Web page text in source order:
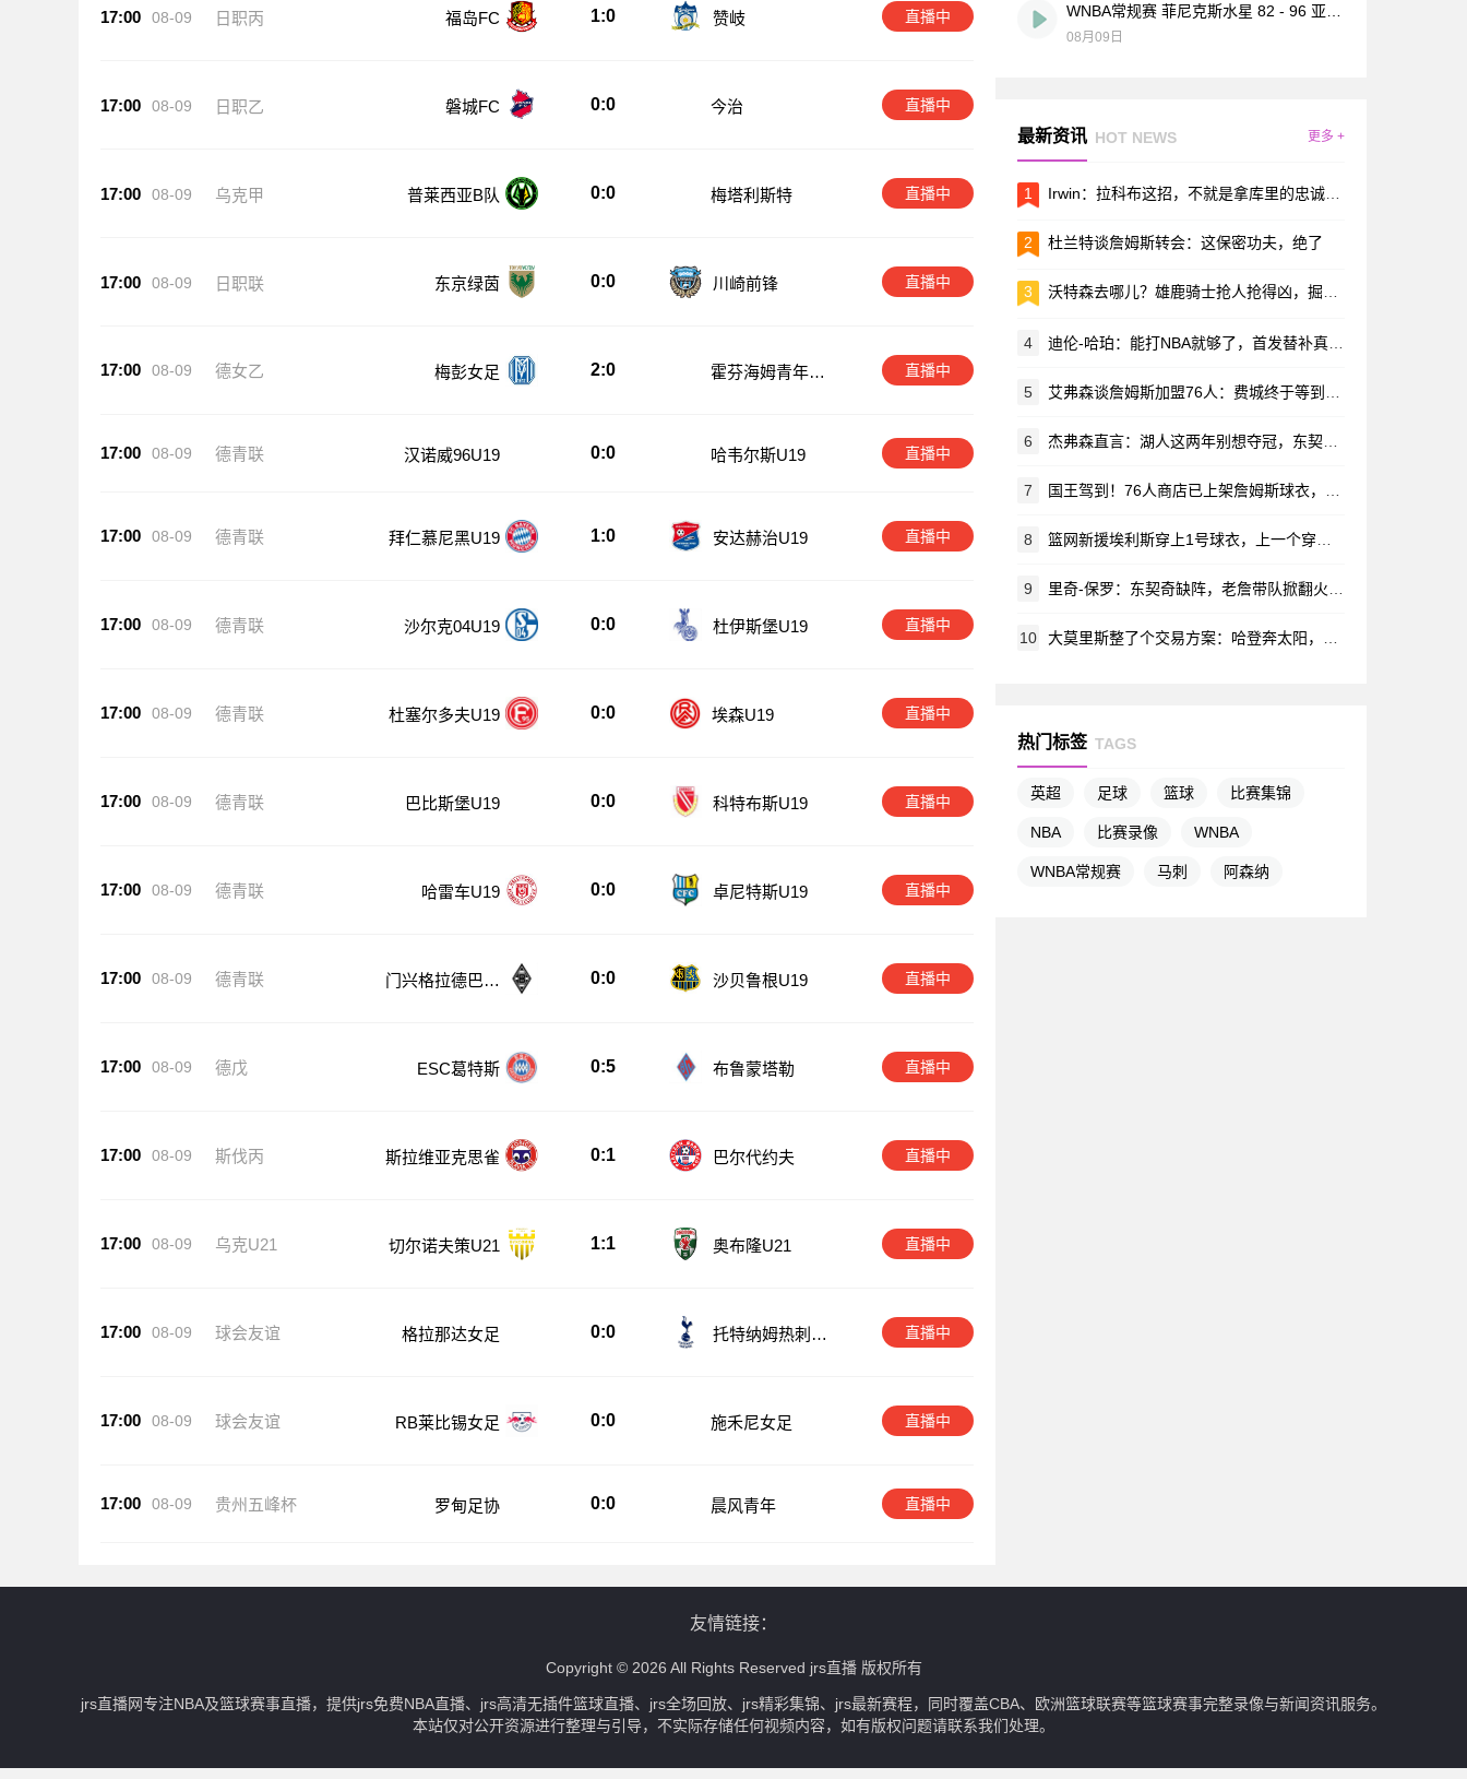
17:00 08-09 日职丙 福岛FC 1:0 赞岐 直播中
17:00 08-09 日职乙 磐城FC 0:0 今治 直播中
17:00 08-09 乌克甲 普莱西亚B队 0:0 梅塔利斯特 直播中
17:00 08-09 日职联 东京绿茵 0:0 川崎前锋 直播中
17:00 08-09 德女乙 梅彭女足 2:0
霍芬海姆青年队
直播中
17:00 08-09 德青联 汉诺威96U19 0:0 哈韦尔斯U19 直播中
17:00 08-09 德青联 拜仁慕尼黑U19 1:0 安达赫治U19 直播中
17:00 08-09 德青联 沙尔克04U19 0:0 杜伊斯堡U19 直播中
17:00 08-09 德青联 杜塞尔多夫U19 0:0 埃森U19 直播中
17:00 08-09 德青联 巴比斯堡U19 0:0 科特布斯U19 直播中
17:00 08-09 德青联 哈雷车U19 0:0 卓尼特斯U19 直播中
17:00 08-09 德青联
门兴格拉德巴赫
0:0 沙贝鲁根U19 直播中
17:00 08-09 德戊 ESC葛特斯 0:5 布鲁蒙塔勒 直播中
17:00 08-09 斯伐丙 斯拉维亚克思雀 0:1 巴尔代约夫 直播中
17:00 08-09 乌克U21 切尔诺夫策U21 1:1 奥布隆U21 直播中
17:00 08-09 球会友谊 格拉那达女足 0:0
托特纳姆热刺女
直播中
17:00 08-09 球会友谊 RB莱比锡女足 0:0 施禾尼女足 直播中
17:00 08-09 贵州五峰杯 罗甸足协 0:0 晨风青年 直播中
08月09日
最新资讯 HOT NEWS 更多 +
1 Irwin：拉科布这招，不就是拿库里的忠诚反将一军吗？
2 杜兰特谈詹姆斯转会：这保密功夫，绝了
3 沃特森去哪儿？雄鹿骑士抢人抢得凶，掘金跟球员的价码差得有点远
4 迪伦-哈珀：能打NBA就够了，首发替补真没那么要紧
5 艾弗森谈詹姆斯加盟76人：费城终于等到了“答案”
6 杰弗森直言：湖人这两年别想夺冠，东契奇至少还有十年好光景
7 国王驾到！76人商店已上架詹姆斯球衣，售价有点意思
8 篮网新援埃利斯穿上1号球衣，上一个穿它的还是扎伊尔·威廉姆斯
9 里奇-保罗：东契奇缺阵，老詹带队掀翻火箭，这才决定再打一年
10 大莫里斯整了个交易方案：哈登奔太阳，詹姆斯回骑士？
热门标签 TAGS
英超 足球 篮球 比赛集锦
NBA 比赛录像 WNBA
WNBA常规赛 马刺 阿森纳
友情链接：
Copyright © 2026 All Rights Reserved jrs直播 版权所有
jrs直播网专注NBA及篮球赛事直播，提供jrs免费NBA直播、jrs高清无插件篮球直播、jrs全场回放、jrs精彩集锦、jrs最新赛程，同时覆盖CBA、欧洲篮球联赛等篮球赛事完整录像与新闻资讯服务。
本站仅对公开资源进行整理与引导，不实际存储任何视频内容，如有版权问题请联系我们处理。